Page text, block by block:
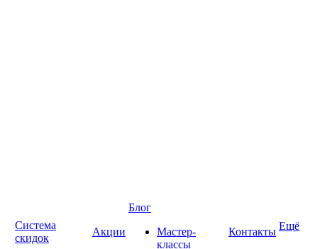
Система
скидок
Акции
Блог
Мастер-
классы
Контакты Ещё